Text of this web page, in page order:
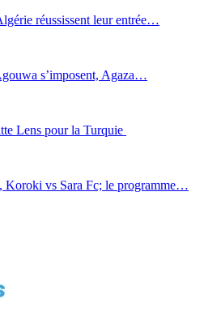
réussissent leur entrée…
s’imposent, Agaza…
Lens pour la Turquie
Koroki vs Sara Fc; le programme…